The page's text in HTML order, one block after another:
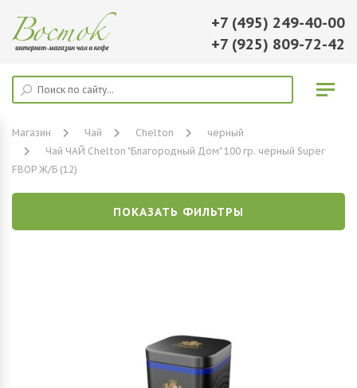
+7 (495) 249-40-00
+7 (925) 809-72-42
Магазин Чай Chelton
черный
Чай ЧАЙ Chelton "Благородный Дом" 100 гр. черный Super
FBOP Ж/Б (12)
ПОКАЗАТЬ ФИЛЬТРЫ